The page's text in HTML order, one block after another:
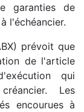
garanties de
l'échéancier.
prévoit que
de l'article
qui
Les
encourues à